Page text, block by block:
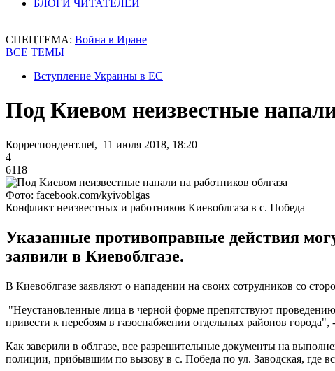
БЛОГИ ЧИТАТЕЛЕЙ
СПЕЦТЕМА: Война в Иране
ВСЕ ТЕМЫ
Вступление Украины в ЕС
Под Киевом неизвестные
Корреспондент.net, 11 июля 2018, 18:20
4
6118
Фото: facebook.com/kyivoblgas
Конфликт неизвестных и работников Киевоблгаза в с. Победа
Указанные противоправные действия
заявили в Киевоблгазе.
В Киевоблгазе заявляют о нападении на своих сотрудников со
"Неустановленные лица в черной форме препятствуют
привести к перебоям в газоснабжении отдельных районов города",
Как заверили в облгазе, все разрешительные документы на
полиции, прибывшим по вызову в с. Победа по ул. Заводская, где